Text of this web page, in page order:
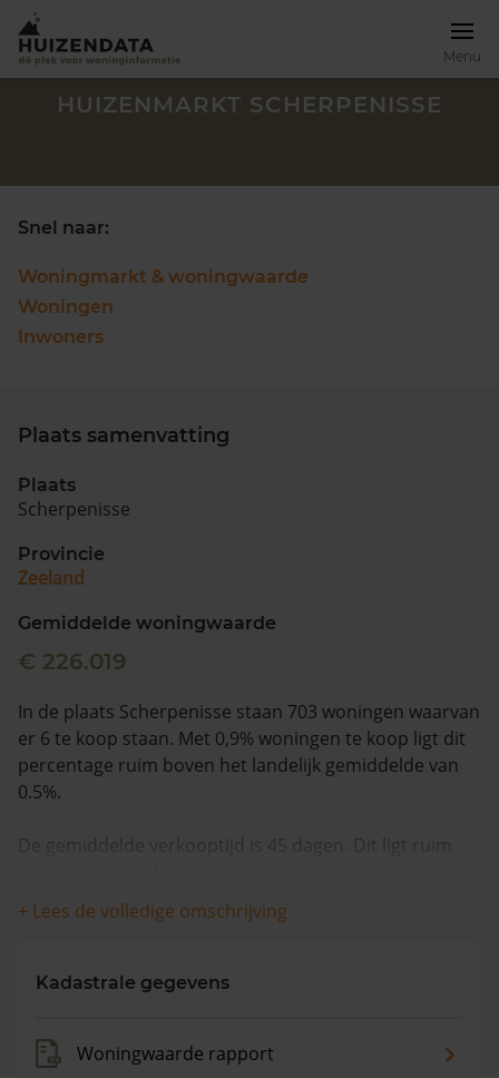
Menu
Zoek een woning
088 220 4200
Maandag t/m vrijdag - 08:00 -18:00
HUIZENMARKT SCHERPENISSE
Snel naar:
Woningmarkt & woningwaarde
Woningen
Inwoners
Plaats samenvatting
Plaats
Scherpenisse
Provincie
Zeeland
Gemiddelde woningwaarde
€ 226.019
In de plaats Scherpenisse staan 703 woningen waarvan
er 6 te koop staan. Met 0,9% woningen te koop ligt dit
percentage ruim boven het landelijk gemiddelde van
0.5%.
De gemiddelde verkooptijd is 45 dagen. Dit ligt ruim
De gemiddelde huizenprijs is €422.250. De gemiddelde
de gemiddelde woningwaarde met 5,7% gestegen.
+ Lees de volledige omschrijving
Kadastrale gegevens
Woningwaarde rapport